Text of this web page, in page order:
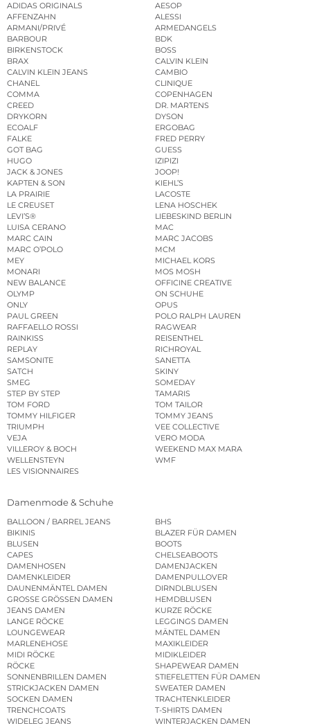
ADIDAS ORIGINALS
AESOP
AFFENZAHN
ALESSI
ARMANI/PRIVÉ
ARMEDANGELS
BARBOUR
BDK
BIRKENSTOCK
BOSS
BRAX
CALVIN KLEIN
CALVIN KLEIN JEANS
CAMBIO
CHANEL
CLINIQUE
COMMA
COPENHAGEN
CREED
DR. MARTENS
DRYKORN
DYSON
ECOALF
ERGOBAG
FALKE
FRED PERRY
GOT BAG
GUESS
HUGO
IZIPIZI
JACK & JONES
JOOP!
KAPTEN & SON
KIEHL’S
LA PRAIRIE
LACOSTE
LE CREUSET
LENA HOSCHEK
LEVI’S®
LIEBESKIND BERLIN
LUISA CERANO
MAC
MARC CAIN
MARC JACOBS
MARC O’POLO
MCM
MEY
MICHAEL KORS
MONARI
MOS MOSH
NEW BALANCE
OFFICINE CREATIVE
OLYMP
ON SCHUHE
ONLY
OPUS
PAUL GREEN
POLO RALPH LAUREN
RAFFAELLO ROSSI
RAGWEAR
RAINKISS
REISENTHEL
REPLAY
RICHROYAL
SAMSONITE
SANETTA
SATCH
SKINY
SMEG
SOMEDAY
STEP BY STEP
TAMARIS
TOM FORD
TOM TAILOR
TOMMY HILFIGER
TOMMY JEANS
TRIUMPH
VEE COLLECTIVE
VEJA
VERO MODA
VILLEROY & BOCH
WEEKEND MAX MARA
WELLENSTEYN
WMF
LES VISIONNAIRES
Damenmode & Schuhe
BALLOON / BARREL JEANS
BHS
BIKINIS
BLAZER FÜR DAMEN
BLUSEN
BOOTS
CAPES
CHELSEABOOTS
DAMENHOSEN
DAMENJACKEN
DAMENKLEIDER
DAMENPULLOVER
DAUNENMÄNTEL DAMEN
DIRNDLBLUSEN
GROSSE GRÖSSEN DAMEN
HEMDBLUSEN
JEANS DAMEN
KURZE RÖCKE
LANGE RÖCKE
LEGGINGS DAMEN
LOUNGEWEAR
MÄNTEL DAMEN
MARLENEHOSE
MAXIKLEIDER
MIDI RÖCKE
MIDIKLEIDER
RÖCKE
SHAPEWEAR DAMEN
SONNENBRILLEN DAMEN
STIEFELETTEN FÜR DAMEN
STRICKJACKEN DAMEN
SWEATER DAMEN
SOCKEN DAMEN
TRACHTENKLEIDER
TRENCHCOATS
T-SHIRTS DAMEN
WIDELEG JEANS
WINTERJACKEN DAMEN